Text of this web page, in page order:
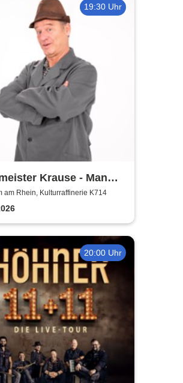
19:30 Uhr
Krause - Man
zweimal
am Rhein, Kulturraffinerie K714
20:00 Uhr